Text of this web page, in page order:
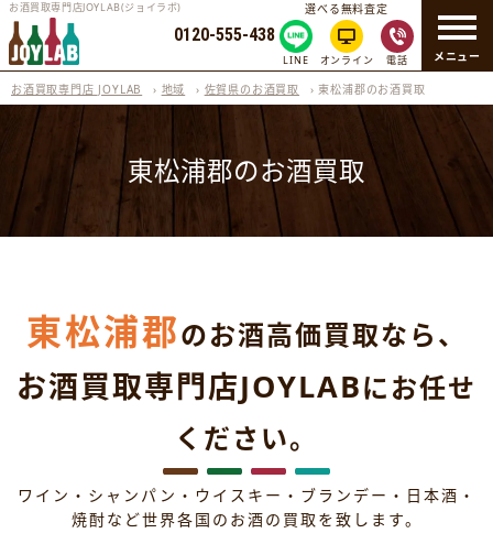
メニュー
お酒買取専門店JOYLAB(ジョイラボ)
0120-555-438
選べる無料査定
LINE オンライン 電話
お酒買取専門店 JOYLAB › 地域 › 佐賀県のお酒買取 ›東松浦郡のお酒買取
東松浦郡のお酒買取
東松浦郡のお酒高価買取なら、
お酒買取専門店JOYLABにお任せ
ください。
ワイン・シャンパン・ウイスキー・ブランデー・日本酒・
焼酎など世界各国のお酒の買取を致します。